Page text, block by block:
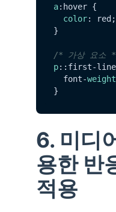
a:hover {
color: red;
}
/* 가상 요소
p::first-
  font-
weight
6. 미디
용한 반
적용